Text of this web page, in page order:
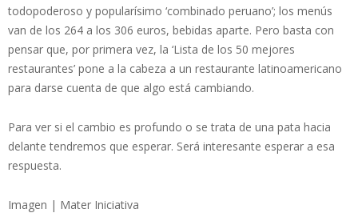
todopoderoso y popularísimo ‘combinado peruano’; los menús
van de los 264 a los 306 euros, bebidas aparte. Pero basta con
pensar que, por primera vez, la ‘Lista de los 50 mejores
restaurantes’ pone a la cabeza a un restaurante latinoamericano
para darse cuenta de que algo está cambiando.
Para ver si el cambio es profundo o se trata de una pata hacia
delante tendremos que esperar. Será interesante esperar a esa
respuesta.
Imagen | Mater Iniciativa